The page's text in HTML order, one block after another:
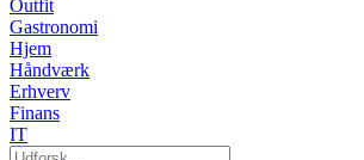
Outfit
Gastronomi
Hjem
Håndværk
Erhverv
Finans
IT